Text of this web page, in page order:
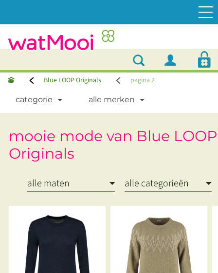
Blue LOOP Originals pagina 2
categorie alle merken
mooie mode van Blue LOOP
Originals